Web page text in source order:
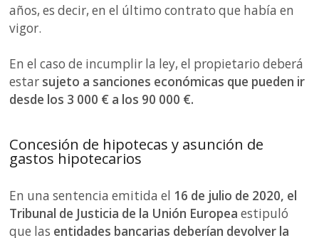
años, es decir, en el último contrato que había en
vigor.
En el caso de incumplir la ley, el propietario deberá
estar sujeto a sanciones económicas que pueden ir
desde los 3 000 € a los 90 000 €.
Concesión de hipotecas y asunción de
gastos hipotecarios
En una sentencia emitida el 16 de julio de 2020, el
Tribunal de Justicia de la Unión Europea estipuló
que las entidades bancarias deberían devolver la